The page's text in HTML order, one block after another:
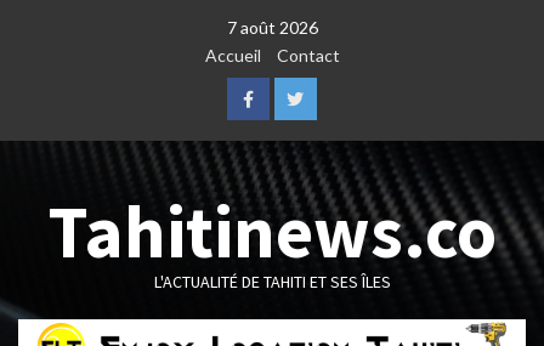
7 août 2026
Accueil
Contact
FacebookTwitter
Tahitinews.co
L'ACTUALITÉ DE TAHITI ET SES ÎLES